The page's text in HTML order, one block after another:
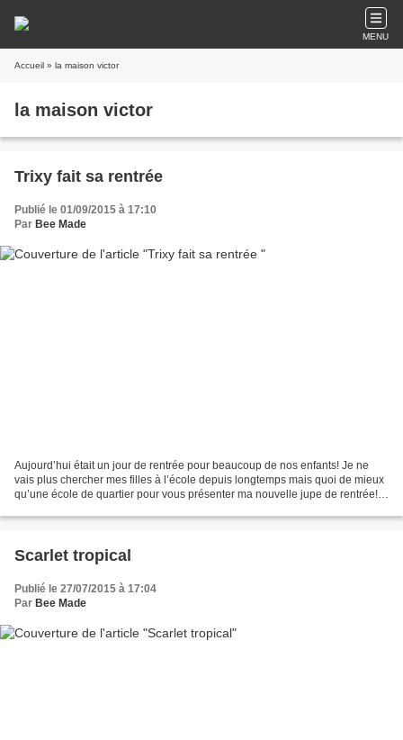
MENU
Accueil » la maison victor
la maison victor
Trixy fait sa rentrée
Publié le 01/09/2015 à 17:10
Par Bee Made
Aujourd’hui était un jour de rentrée pour beaucoup de nos enfants! Je ne
vais plus chercher mes filles à l’école depuis longtemps mais quoi de mieux
qu’une école de quartier pour vous présenter ma nouvelle jupe de rentrée! Il
Scarlet tropical
Publié le 27/07/2015 à 17:04
Par Bee Made